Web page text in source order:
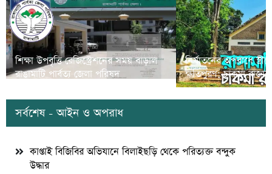
শিক্ষা উপবৃত্তি রেজিস্ট্রেশনের সময় বাড়াল
রাঙামাটি পার্বত্য জেলা পরিষদ
নির্যাতনের অপরাধে
ক্ষতিপুরণ; চাকমা
সর্বশেষ - আইন ও অপরাধ
কাপ্তাই বিজিবির অভিযানে বিলাইছড়ি থেকে পরিত্যক্ত বন্দুক
উদ্ধার